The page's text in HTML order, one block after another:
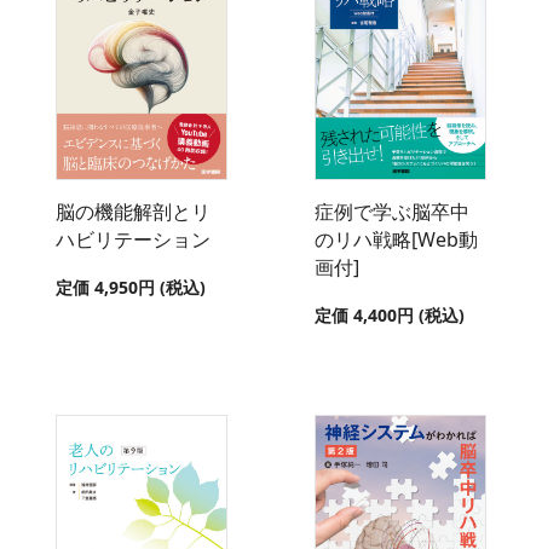
脳の機能解剖とリ
ハビリテーション
定価 4,950円 (税込)
症例で学ぶ脳卒中
のリハ戦略[Web動
画付]
定価 4,400円 (税込)